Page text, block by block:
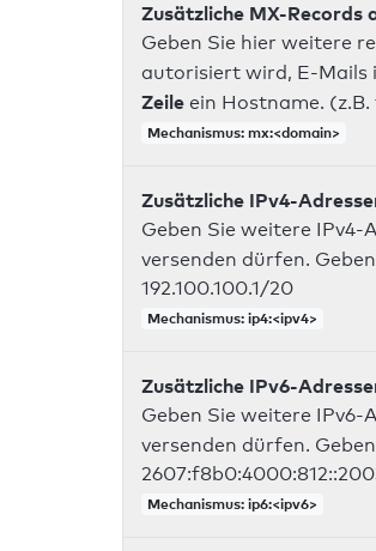
Zusätzliche MX-Records
Geben Sie hier weitere
autorisiert wird, E-Mails
Zeile ein Hostname.
Mechanismus: mx:<domain>
Zusätzliche IPv4-
Geben Sie weitere IPv4-
versenden dürfen.
192.100.100.1/20
Mechanismus: ip4:<ipv4>
Zusätzliche IPv6-
Geben Sie weitere IPv6-
versenden dürfen.
Mechanismus: ip6:<ipv6>